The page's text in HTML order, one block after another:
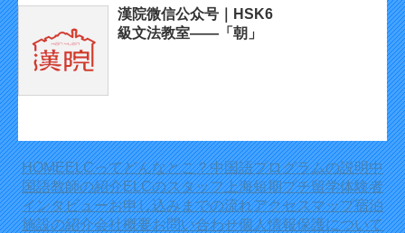
漢院微信公众号｜HSK6
級文法教室——「朝」
HOMEELCってどんなとこ？中国語プログラムの説明中
国語教師の紹介ELCのスタッフ上海短期プチ留学体験者
インタビューお申し込みまでの流れアクセスマップ宿泊
施設の紹介会社概要お問い合わせ個人情報保護について